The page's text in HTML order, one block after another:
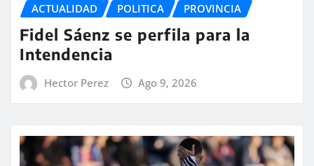
ACTUALIDAD POLITICA PROVINCIA
Fidel Sáenz se perfila para la
Intendencia
Hector Perez Ago 9, 2026